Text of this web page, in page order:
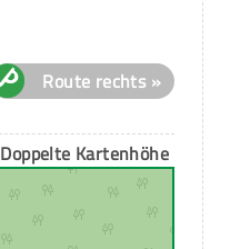
Route rechts »
Doppelte Kartenhöhe